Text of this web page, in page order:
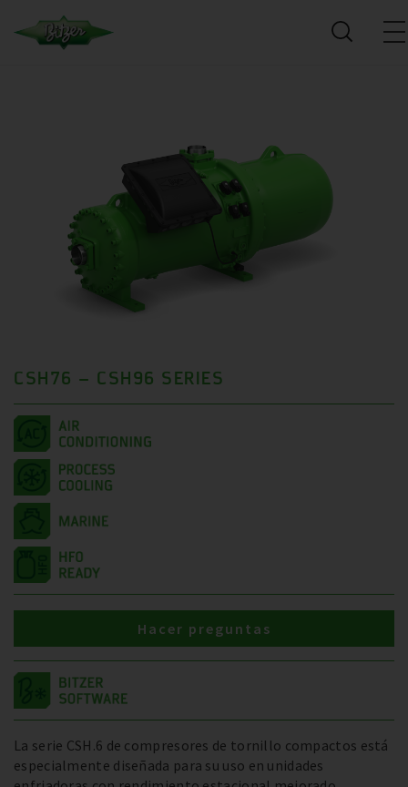
CSH76 – CSH96 SERIES
La serie CSH.6 de compresores de tornillo compactos está
especialmente diseñada para su uso en unidades
Hacer preguntas